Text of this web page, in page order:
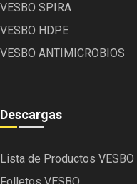
VESBO SPIRA
VESBO HDPE
VESBO ANTIMICROBIOS
Descargas
Lista de Productos VESBO